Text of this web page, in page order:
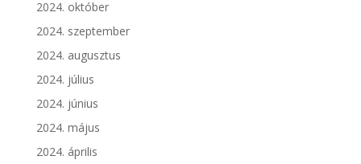
2024. október
2024. szeptember
2024. augusztus
2024. július
2024. június
2024. május
2024. április